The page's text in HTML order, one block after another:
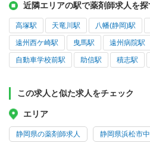
近隣エリアの駅で薬剤師求人を探
高塚駅 天竜川駅 八幡(静岡)駅
遠州西ケ崎駅 曳馬駅 遠州病院駅
自動車学校前駅 助信駅 積志駅
この求人と似た求人をチェック
エリア
静岡県の薬剤師求人 静岡県浜松市